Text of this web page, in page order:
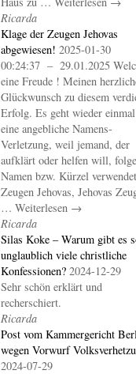
Ricarda
Klage der Zeugen Jehovas
abgewiesen! 2025-01-30
00:24:37 – 29.01.2025
eine Freude ! Meinen
Glückwunsch zu diesem
Erfolg. Es geht wieder
eine angebliche Namens-
Verletzung, weil jemand, der
aufklärt oder helfen will,
Namen bzw. Kürzel
Zeugen Jehovas, Jehovas
… Weiterlesen →
Ricarda
Silas Koke – Warum gibt es
unglaublich viele christliche
Konfessionen? 2024-12-29
Sehr schön erklärt und
recherschiert.
Ricarda
Post vom Kammergericht
wegen Vorwurf
2024-07-29